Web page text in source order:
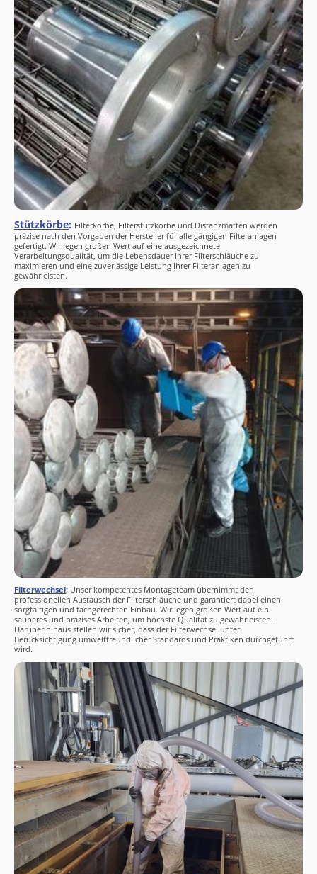
Stützkörbe: Filterkörbe, Filterstützkörbe und Distanzmatten werden
präzise nach den Vorgaben der Hersteller für alle gängigen Filteranlagen
gefertigt. Wir legen großen Wert auf eine ausgezeichnete
Verarbeitungsqualität, um die Lebensdauer Ihrer Filterschläuche zu
maximieren und eine zuverlässige Leistung Ihrer Filteranlagen zu
gewährleisten.
Filterwechsel: Unser kompetentes Montageteam übernimmt den
professionellen Austausch der Filterschläuche und garantiert dabei einen
sorgfältigen und fachgerechten Einbau. Wir legen großen Wert auf ein
sauberes und präzises Arbeiten, um höchste Qualität zu gewährleisten.
Darüber hinaus stellen wir sicher, dass der Filterwechsel unter
Berücksichtigung umweltfreundlicher Standards und Praktiken durchgeführt
wird.